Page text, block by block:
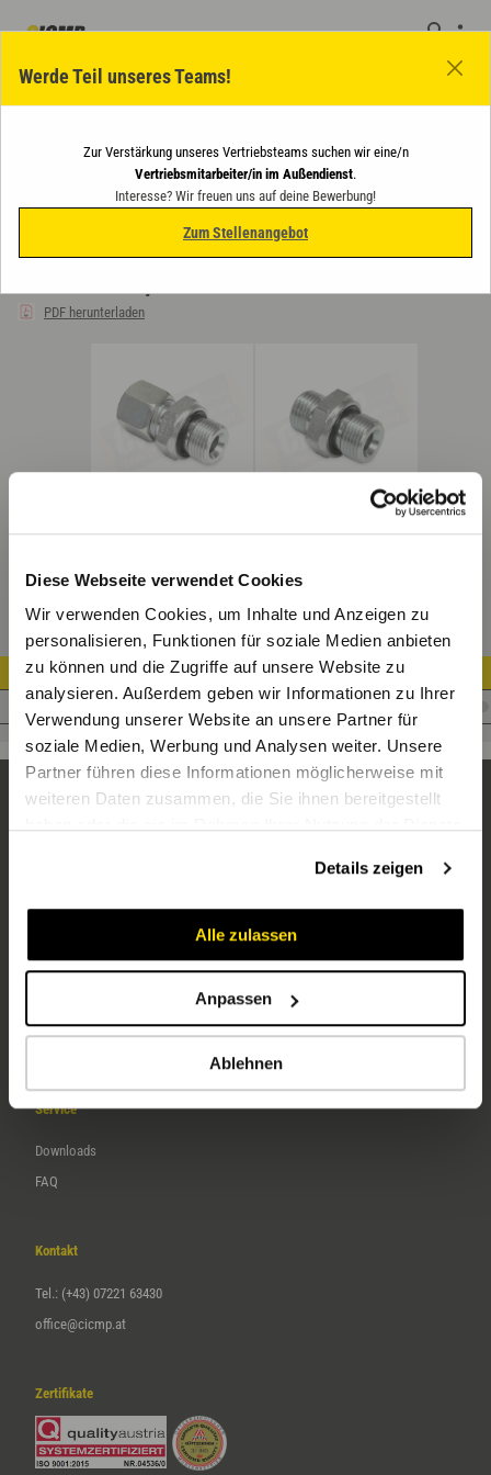
Diese Webseite verwendet Cookies
Wir verwenden Cookies, um Inhalte und Anzeigen zu
personalisieren, Funktionen für soziale Medien anbieten
zu können und die Zugriffe auf unsere Website zu
analysieren. Außerdem geben wir Informationen zu Ihrer
Verwendung unserer Website an unsere Partner für
soziale Medien, Werbung und Analysen weiter. Unsere
Partner führen diese Informationen möglicherweise mit
weiteren Daten zusammen, die Sie ihnen bereitgestellt
Details zeigen
Alle zulassen
Anpassen
Ablehnen
Verschraubungen Standard
Gerade (straight)
Einschraubverschraubungen
AL-WD / AS-WD zöllig
V.AL10R1/2WD
PDF herunterladen
GE-R-ED Gerade Einschraubverschr. mit Weichdichtung
Artikel Nr.
V.AL10R1/2WD
Unternehmen
Karriere
Service
Downloads
FAQ
Kontakt
Tel.: (+43) 07221 63430
office@cicmp.at
Zertifikate
Werde Teil unseres Teams!
Zur Verstärkung unseres Vertriebsteams suchen wir eine/n
Vertriebsmitarbeiter/in im Außendienst.
Interesse? Wir freuen uns auf deine Bewerbung!
Zum Stellenangebot